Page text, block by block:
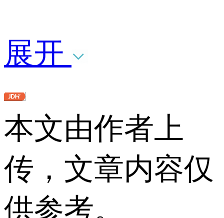
展开
本文由作者上
传，文章内容仅
供参考。